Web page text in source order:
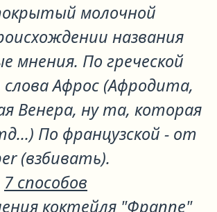
молочной
названия
мнения. По греческой
Афрос (Афродита,
Венера, ну та, которая
По французской - от
(взбивать).
7 способов
коктейля "Фраппе"